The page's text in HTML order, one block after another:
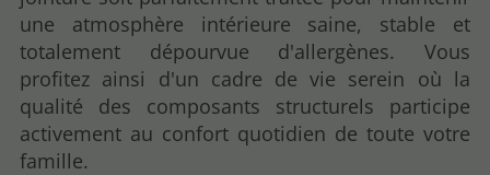
une atmosphère intérieure saine, stable et
totalement dépourvue d'allergènes. Vous
profitez ainsi d'un cadre de vie serein où la
qualité des composants structurels participe
activement au confort quotidien de toute votre
famille.